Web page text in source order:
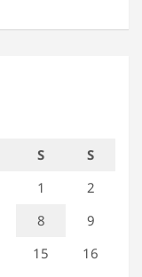
S
S
1
2
8
9
15
16